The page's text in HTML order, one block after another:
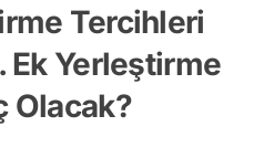
Tercihleri
Ek Yerleştirme
Olacak?